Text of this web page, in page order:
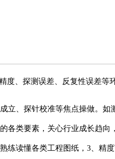
、探测误差、反复性误差等
、探针校准等焦点操做。如
类要素，关心行业成长趋
读懂各类工程图纸，3、精